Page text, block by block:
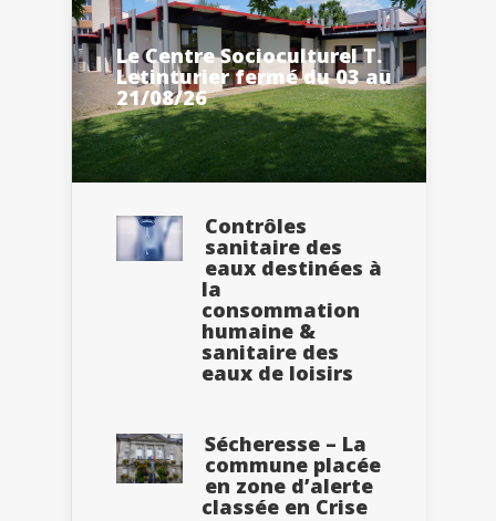
Le Centre Socioculturel T.
Letinturier fermé du 03 au
21/08/26
Contrôles
sanitaire des
eaux destinées à
la
consommation
humaine &
sanitaire des
eaux de loisirs
Sécheresse – La
commune placée
en zone d’alerte
classée en Crise